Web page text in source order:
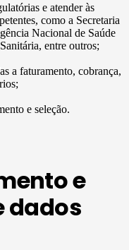
e atender às
como a Secretaria
Nacional de Saúde
entre outros;
a faturamento, cobrança,
e seleção.
e
dados